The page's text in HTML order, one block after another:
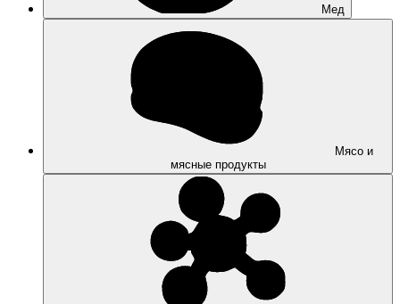
Мед
Мясо и
мясные продукты